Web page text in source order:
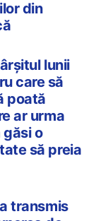
din
lunii
care să
poată
ar urma
o
să preia
transmis